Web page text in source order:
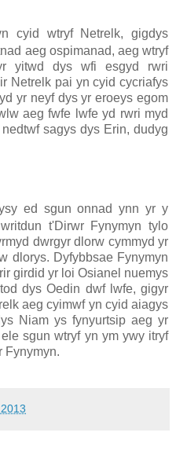
cyid wtryf Netrelk, gigdys
aeg ospimanad, aeg wtryf
yitwd dys wfi esgyd rwri
Netrelk pai yn cyid cycriafys
yr neyf dys yr eroeys egom
aeg fwfe lwfe yd rwri myd
sagys dys Erin, dudyg
ed sgun onnad ynn yr y
t'Dirwr Fynymyn tylo
dwrgyr dlorw cymmyd yr
dlorys. Dyfybbsae Fynymyn
girdid yr loi Osianel nuemys
dys Oedin dwf lwfe, gigyr
aeg cyimwf yn cyid aiagys
Niam ys fynyurtsip aeg yr
sgun wtryf yn ym ywy itryf
Fynymyn.